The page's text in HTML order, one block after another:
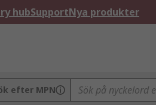
hubSupportNya produkter
efter MPN